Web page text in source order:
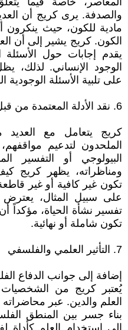
والصدفة. يرى كريج أن
مادية للكون، حيث
الكون. كريج يشير إلى أن
يقدم إجابات حول
الوجود الإنساني. لذلك،
على تلبية الأسئلة الوجودية
6. نقد الأدلة المعتمدة من قبل الملحدين
كريج يتعامل مع العديد
الملحدون لتدعيم
البيولوجي أو التفسير
ومناظراته، يظهر كريج
تكون غير كافية أو غير
على سبيل المثال،
تفسير نشأة الحياة، مؤكداً
تكون شاملة أو نهائية.
7. التأثير العلمي والفلسفي
إضافة إلى جوانب الدفاع
يُعتبر كريج من الشخصيات
العلم والدين. عبر
بناء جسر بين المنطق